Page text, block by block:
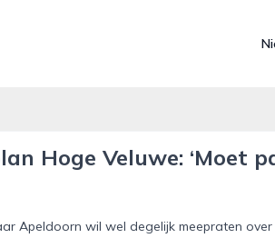
Hoge Veluwe: ‘Moet
Apeldoorn wil wel degelijk meepraten over